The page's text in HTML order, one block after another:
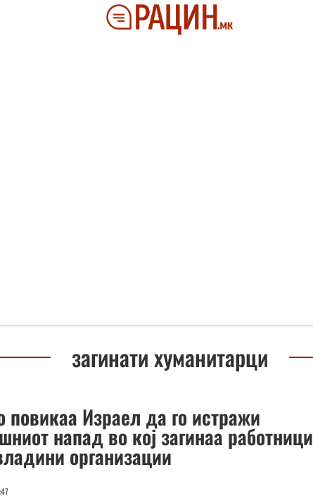
загинати хуманитарци
повикаа Израел да го истражи
напад во кој загинаа работници
организации